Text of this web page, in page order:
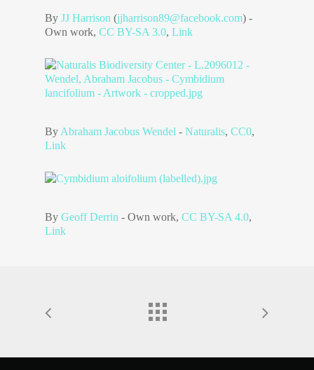
ByJJ Harrison (jjharrison89@facebook.com) -
Own work,CC BY-SA 3.0,Link
ByAbraham Jacobus Wendel -Naturalis,CC0,
Link
ByGeoff Derrin -Own work,CC BY-SA 4.0,
Link